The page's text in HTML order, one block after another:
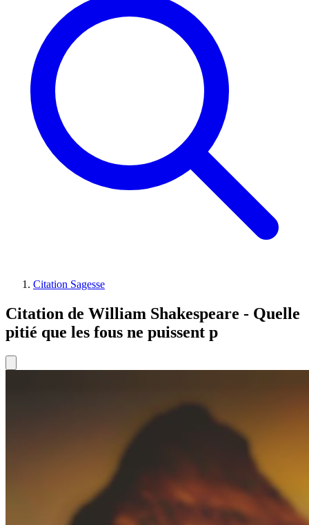
Citation Sagesse
Citation de William Shakespeare - Quelle
pitié que les fous ne puissent p